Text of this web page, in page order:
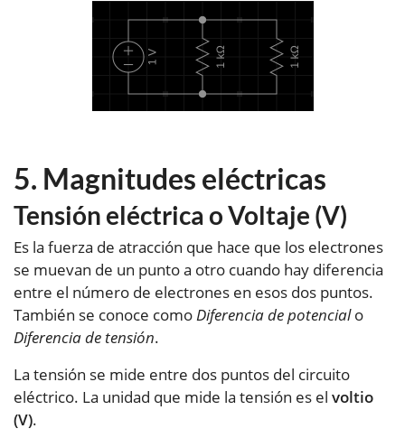
Magnitudes eléctricas
Tensión eléctrica o Voltaje (V)
Es la fuerza de atracción que hace que los electrones
se muevan de un punto a otro cuando hay diferencia
entre el número de electrones en esos dos puntos.
También se conoce comoDiferencia de potencialo
Diferencia de tensión.
La tensión se mide entre dos puntos del circuito
eléctrico. La unidad que mide la tensión es el voltio
(V).